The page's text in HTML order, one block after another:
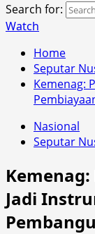
Search for:
Watch
Home
Seputar
Kemenag:
Nasional
Seputar
Jadi